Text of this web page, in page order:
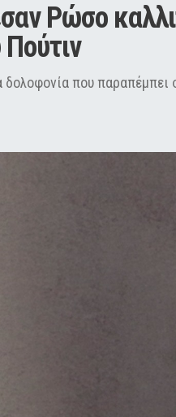
Ρώσο
δολοφονία που παραπέμπει